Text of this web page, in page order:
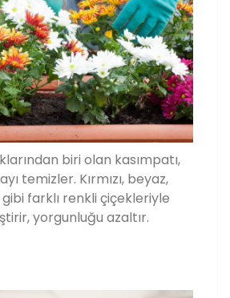
biri olan kasımpatı,
temizler. Kırmızı, beyaz,
farklı renkli çiçekleriyle
yorgunluğu azaltır.